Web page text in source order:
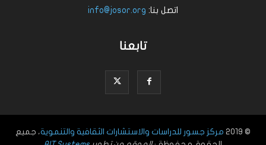
اتصل بنا: info@josor.org
تابعنا
© 2019 مركز جسور للدراسات والاستشارات الثقافية والتنموية، جميع